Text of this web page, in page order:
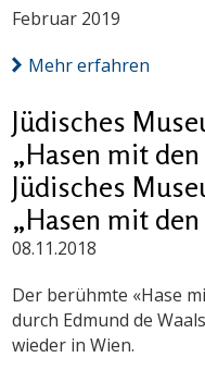
Februar 2019
Mehr erfahren
Jüdisches
„Hasen mit
Jüdisches
„Hasen mit
08.11.2018
Der berühmte «Hase
durch Edmund de
wieder in Wien.